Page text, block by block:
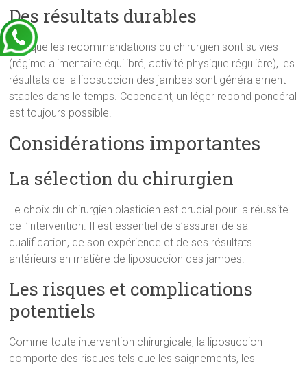
Des résultats durables
Lorsque les recommandations du chirurgien sont suivies
(régime alimentaire équilibré, activité physique régulière), les
résultats de la liposuccion des jambes sont généralement
stables dans le temps. Cependant, un léger rebond pondéral
est toujours possible.
Considérations importantes
La sélection du chirurgien
Le choix du chirurgien plasticien est crucial pour la réussite
de l’intervention. Il est essentiel de s’assurer de sa
qualification, de son expérience et de ses résultats
antérieurs en matière de liposuccion des jambes.
Les risques et complications
potentiels
Comme toute intervention chirurgicale, la liposuccion
comporte des risques tels que les saignements, les